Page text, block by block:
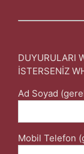
DUYURULARI
İSTERSENİZ
Ad Soyad
Mobil Telefon